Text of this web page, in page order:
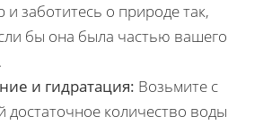
и заботитесь о природе так,
бы она была частью вашего
и гидратация: Возьмите с
достаточное количество воды